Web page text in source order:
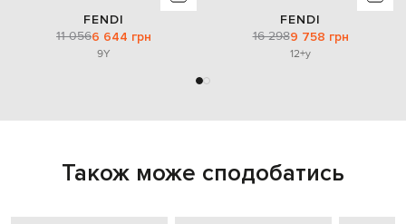
FENDI
11 0566 644 грн
9Y
FENDI
16 2989 758 грн
12+y
Також може сподобатись